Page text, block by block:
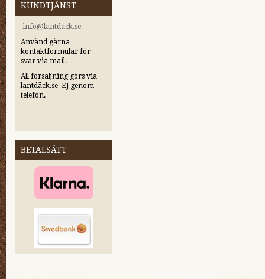
KUNDTJÄNST
info@lantdack.se
Använd gärna
kontaktformulär för
svar via mail.
All försäljning görs via
lantdäck.se EJ genom
telefon.
BETALSÄTT